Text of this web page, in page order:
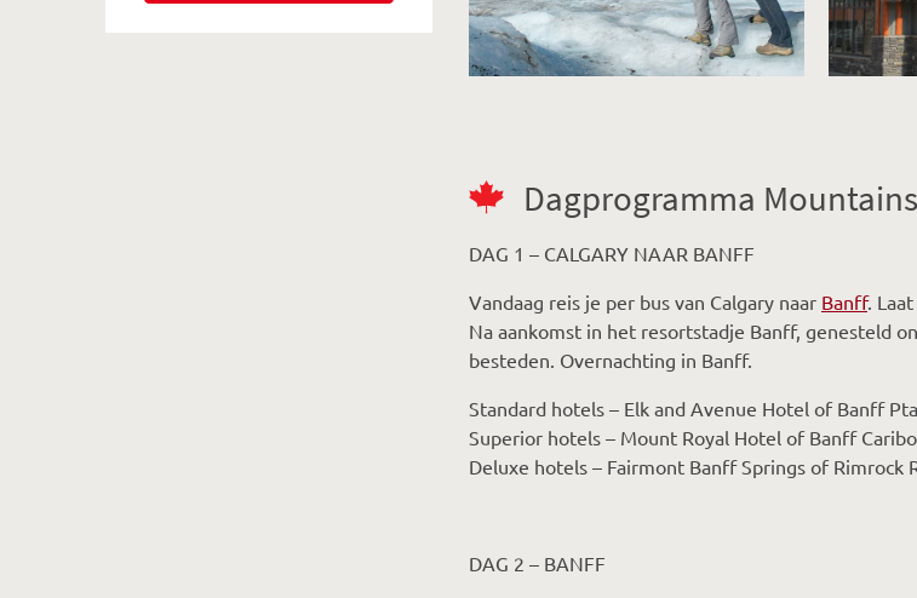
Dagprogramma
DAG 1 – CALGARY NAAR BANFF
Vandaag reis je per bus van Calgary naar Banff.
Na aankomst in het resortstadje Banff, genesteld
besteden. Overnachting in Banff.
Standard hotels – Elk and Avenue Hotel of Banff
Superior hotels – Mount Royal Hotel of Banff
Deluxe hotels – Fairmont Banff Springs of Rimrock
DAG 2 – BANFF